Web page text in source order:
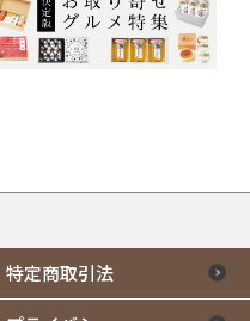
特定商取引法